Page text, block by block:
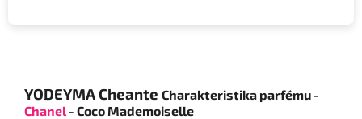
YODEYMACheante Charakteristika parfému -
Chanel - Coco Mademoiselle